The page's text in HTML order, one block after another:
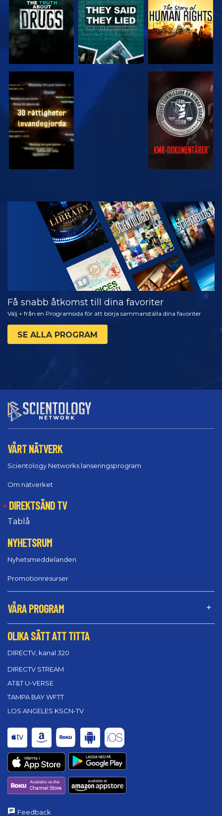
TITTA TITTA
TITTA
UTFORSKA
SERIEN
Få snabb åtkomst till dina favoriter
Välj + från en Programsida för att börja sammanställa dina favoriter
SE ALLA PROGRAM
VÅRT NÄTVERK
Scientology Networks lanseringsprogram
Om nätverket
DIREKTSÄND TV
Tablå
NYHETSRUM
Nyhetsmeddelanden
Promotionresurser
VÅRA PROGRAM
OLIKA SÄTT ATT TITTA
DIRECTV, kanal 320
DIRECTV STREAM
AT&T U-VERSE
TAMPA BAY WFTT
LOS ANGELES KSCN-TV
Feedback